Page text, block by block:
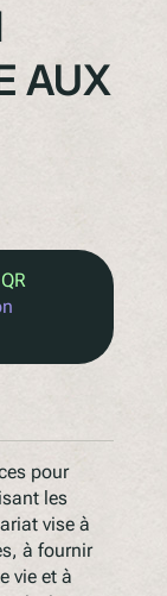
AUX
pour
les
vise à
à fournir
vie et à